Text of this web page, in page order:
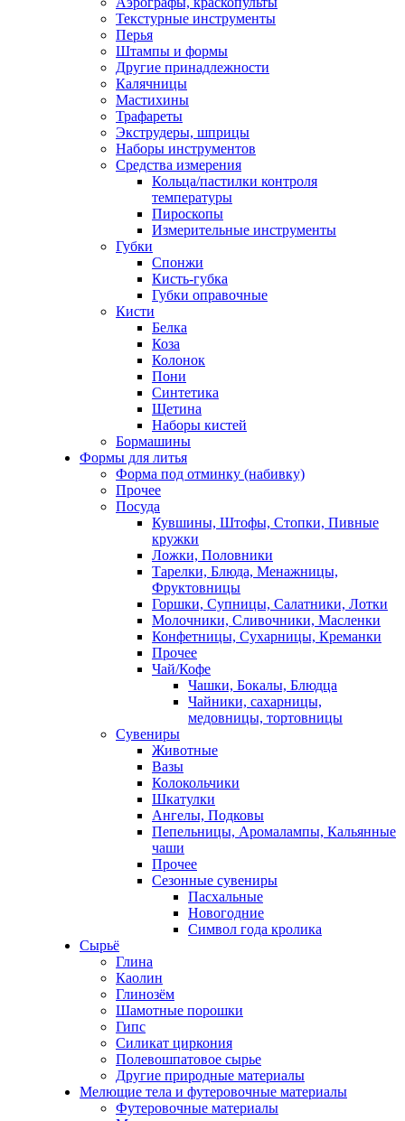
Текстурные инструменты
Перья
Штампы и формы
Другие принадлежности
Калячницы
Мастихины
Трафареты
Экструдеры, шприцы
Наборы инструментов
Средства измерения
Кольца/пастилки контроля
температуры
Пироскопы
Измерительные инструменты
Губки
Спонжи
Кисть-губка
Губки оправочные
Кисти
Белка
Коза
Колонок
Пони
Синтетика
Щетина
Наборы кистей
Бормашины
Формы для литья
Форма под отминку (набивку)
Прочее
Посуда
Кувшины, Штофы, Стопки, Пивные
кружки
Ложки, Половники
Тарелки, Блюда, Менажницы,
Фруктовницы
Горшки, Супницы, Салатники, Лотки
Молочники, Сливочники, Масленки
Конфетницы, Сухарницы, Креманки
Прочее
Чай/Кофе
Чашки, Бокалы, Блюдца
Чайники, сахарницы,
медовницы, тортовницы
Сувениры
Животные
Вазы
Колокольчики
Шкатулки
Ангелы, Подковы
Пепельницы, Аромалампы, Кальянные
чаши
Прочее
Сезонные сувениры
Пасхальные
Новогодние
Символ года кролика
Сырьё
Глина
Каолин
Глинозём
Шамотные порошки
Гипс
Силикат циркония
Полевошпатовое сырье
Другие природные материалы
Мелющие тела и футеровочные материалы
Футеровочные материалы